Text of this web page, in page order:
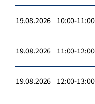
19.08.2026 10:00-11:00
19.08.2026 11:00-12:00
19.08.2026 12:00-13:00